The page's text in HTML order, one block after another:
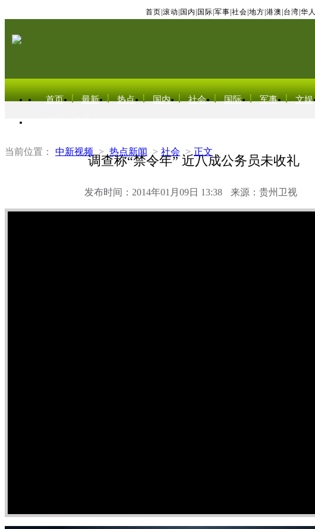
首页 滚动 国内 国际 军事 社会 地方 港澳 台湾 华人
首页 最新 热点 国内 社会 国际 军事 文娱
当前位置： 中新视频 > 热点新闻 > 社会 > 正文
调查称“禁令年” 近八成公务员未收礼
发布时间：2014年01月09日 13:38 来源：贵州卫视